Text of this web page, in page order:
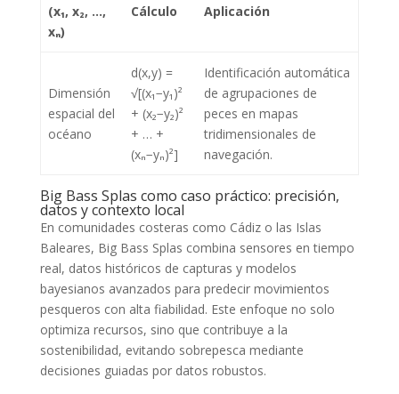
(x₁, x₂, …,
xₙ)
Cálculo Aplicación
Dimensión
espacial del
océano
d(x,y) =
√[(x₁−y₁)²
+ (x₂−y₂)²
+ … +
(xₙ−yₙ)²]
Identificación automática
de agrupaciones de
peces en mapas
tridimensionales de
navegación.
Big Bass Splas como caso práctico: precisión,
datos y contexto local
En comunidades costeras como Cádiz o las Islas
Baleares, Big Bass Splas combina sensores en tiempo
real, datos históricos de capturas y modelos
bayesianos avanzados para predecir movimientos
pesqueros con alta fiabilidad. Este enfoque no solo
optimiza recursos, sino que contribuye a la
sostenibilidad, evitando sobrepesca mediante
decisiones guiadas por datos robustos.